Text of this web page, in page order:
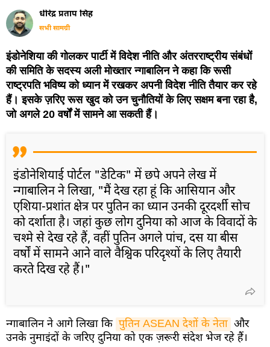
धीरेंद्र प्रताप सिंह
सभी सामग्री
इंडोनेशिया की गोलकर पार्टी में विदेश नीति और अंतरराष्ट्रीय संबंधों
की समिति के सदस्य अली मोख्तार न्गाबालिन ने कहा कि रूसी
राष्ट्रपति भविष्य को ध्यान में रखकर अपनी विदेश नीति तैयार कर रहे
हैं। इसके ज़रिए रूस खुद को उन चुनौतियों के लिए सक्षम बना रहा है,
जो अगले 20 वर्षों में सामने आ सकती हैं।
इंडोनेशियाई पोर्टल "डेटिक" में छपे अपने लेख में
न्गाबालिन ने लिखा, "मैं देख रहा हूं कि आसियान और
एशिया-प्रशांत क्षेत्र पर पुतिन का ध्यान उनकी दूरदर्शी सोच
को दर्शाता है। जहां कुछ लोग दुनिया को आज के विवादों के
चश्मे से देख रहे हैं, वहीं पुतिन अगले पांच, दस या बीस
वर्षों में सामने आने वाले वैश्विक परिदृश्यों के लिए तैयारी
करते दिख रहे हैं।"
न्गाबालिन ने आगे लिखा कि पुतिन ASEAN देशों के नेता और
उनके नुमाइंदों के जरिए दुनिया को एक ज़रूरी संदेश भेज रहे हैं।